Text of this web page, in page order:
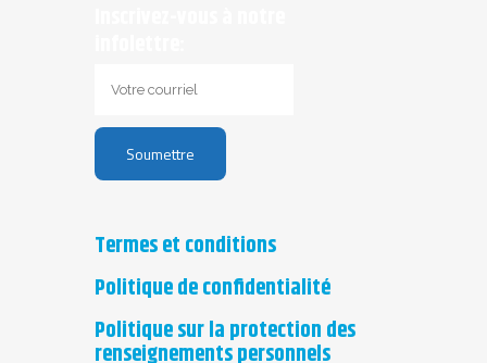
Termes et conditions
Politique de confidentialité
Politique sur la protection des
renseignements personnels